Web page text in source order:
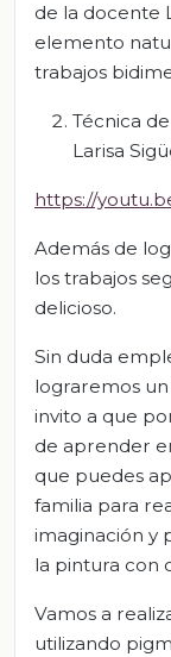
de la docente
elemento
trabajos
Técnica
Larisa
https://
Además de
los trabajos
delicioso.
Sin duda
lograremos
invito a que
de aprender
que puedes
familia para
imaginación y
la pintura con
Vamos a
utilizando